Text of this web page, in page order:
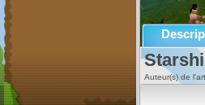
Auteur(s) de